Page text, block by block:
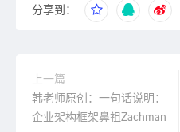
分享到：
上一篇
韩老师原创：一句话说明：
企业架构框架鼻祖Zachman